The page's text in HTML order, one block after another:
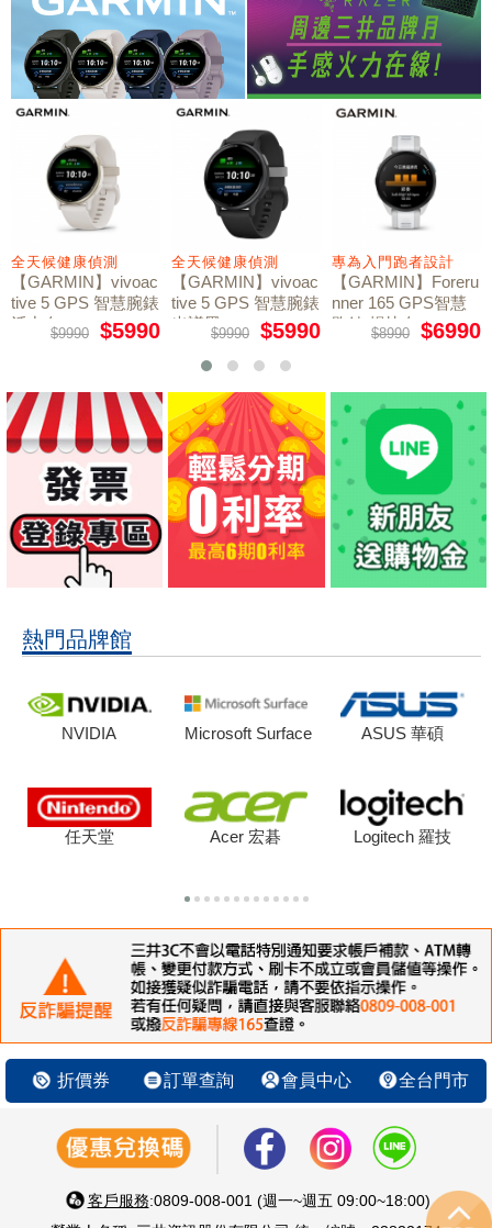
全天候健康偵測
【GARMIN】vivoac
tive 5 GPS 智慧腕錶
活力白
$9990 $5990
全天候健康偵測
【GARMIN】vivoac
tive 5 GPS 智慧腕錶
光譜黑
$9990 $5990
專為入門跑者設計
【GARMIN】Foreru
nner 165 GPS智慧
跑錶 暢快白
$8990 $6990
熱門品牌館
NVIDIA Microsoft Surface ASUS 華碩
任天堂 Acer 宏碁 Logitech 羅技
折價券 訂單查詢 會員中心 全台門市
客戶服務:0809-008-001 (週一~週五 09:00~18:00)